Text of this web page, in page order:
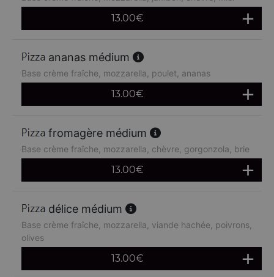
13.00€
ananas médium
Base crème fraîche, mozzarella, poulet, ananas
13.00€
fromagère médium
Base crème fraîche, mozzarella, chèvre, gorgonzola, brie
13.00€
délice médium
Base crème fraîche, mozzarella, viande hachée, poivrons,
olives
13.00€